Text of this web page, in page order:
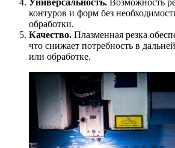
Универсальность. Возможность
контуров и форм без
обработки.
Качество. Плазменная резка
что снижает потребность в
или обработке.